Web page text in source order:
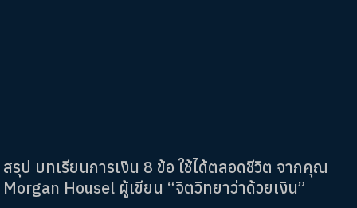
สรุป บทเรียนการเงิน 8 ข้อ ใช้ได้ตลอดชีวิต จากคุณ
Morgan Housel ผู้เขียน “จิตวิทยาว่าด้วยเงิน”